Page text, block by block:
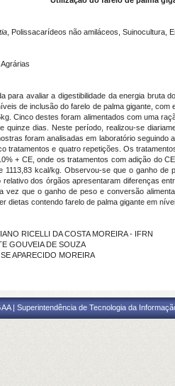
, Polissacarídeos não amiláceos, Suinocultura,
para avaliar a digestibilidade da energia bruta
de inclusão do farelo de palma gigante,
Cinco destes foram alimentados com uma
quinze dias. Neste período, realizou-se
foram analisadas em laboratório
tratamentos e quatro repetições. Os
+ CE, onde os tratamentos com adição do
1113,83 kcal/kg. Observou-se que o ganho
dos órgãos apresentaram diferenças
vez que o ganho de peso e conversão
dietas contendo farelo de palma gigante em
RICELLI DA COSTA MOREIRA - IFRN
GOUVEIA DE SOUZA
APARECIDO MOREIRA
| Superintendência de Tecnologia da